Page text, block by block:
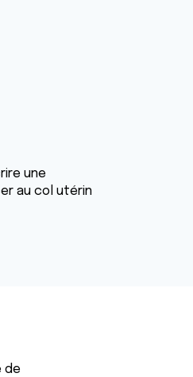
une
au col utérin
de